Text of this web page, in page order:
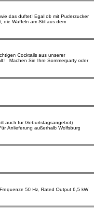
die Waffeln am Stil aus dem
Cocktails aus unserer
auch für Geburtstagsangebot)
Anlieferung außerhalb Wolfsburg